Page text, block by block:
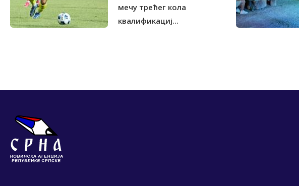
мечу трећег кола
квалификациј...